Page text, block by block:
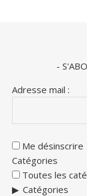
-
Adresse mail :
Me désinscrire
Catégories
Toutes les
Catégories